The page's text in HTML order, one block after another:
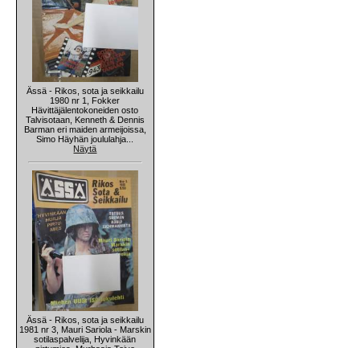
Ässä - Rikos, sota ja seikkailu
1980 nr 1, Fokker
Hävittäjälentokoneiden osto
Talvisotaan, Kenneth & Dennis
Barman eri maiden armeijoissa,
Simo Häyhän joululahja...
Näytä
Ässä - Rikos, sota ja seikkailu
1981 nr 3, Mauri Sariola - Marskin
sotilaspalvelija, Hyvinkään